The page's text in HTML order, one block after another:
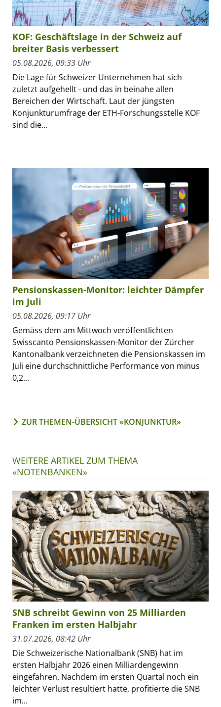
KOF: Geschäftslage in der Schweiz auf
breiter Basis verbessert
05.08.2026, 09:33 Uhr
Die Lage für Schweizer Unternehmen hat sich
zuletzt aufgehellt - und das in beinahe allen
Bereichen der Wirtschaft. Laut der jüngsten
Konjunkturumfrage der ETH-Forschungsstelle KOF
sind die...
Pensionskassen-Monitor: leichter Dämpfer
im Juli
05.08.2026, 09:17 Uhr
Gemäss dem am Mittwoch veröffentlichten
Swisscanto Pensionskassen-Monitor der Zürcher
Kantonalbank verzeichneten die Pensionskassen im
Juli eine durchschnittliche Performance von minus
0,2...
ZUR THEMEN-ÜBERSICHT «KONJUNKTUR»
WEITERE ARTIKEL ZUM THEMA
«NOTENBANKEN»
SNB schreibt Gewinn von 25 Milliarden
Franken im ersten Halbjahr
31.07.2026, 08:42 Uhr
Die Schweizerische Nationalbank (SNB) hat im
ersten Halbjahr 2026 einen Milliardengewinn
eingefahren. Nachdem im ersten Quartal noch ein
leichter Verlust resultiert hatte, profitierte die SNB
im...